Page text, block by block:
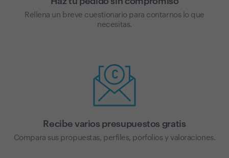
Rellena un breve cuestionario para contarnos lo que
necesitas.
Recibe varios presupuestos gratis
Compara sus propuestas, perfiles, porfolios y valoraciones.